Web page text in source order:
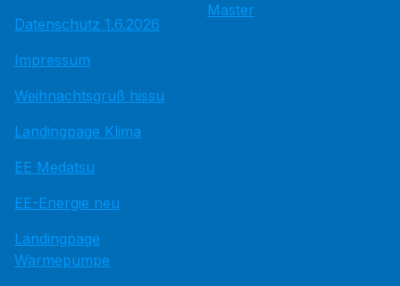
Datenschutz 1.6.2026
Impressum
Weihnachtsgruß hissu
Landingpage Klima
EE Medatsu
EE-Energie neu
Landingpage
Wärmepumpe
Master